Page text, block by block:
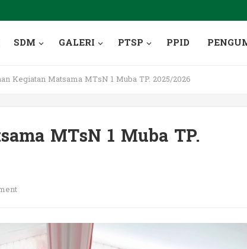
SDM GALERI PTSP PPID
Kegiatan Matsama MTsN 1 Muba TP. 2025/2026
MTsN 1 Muba TP.